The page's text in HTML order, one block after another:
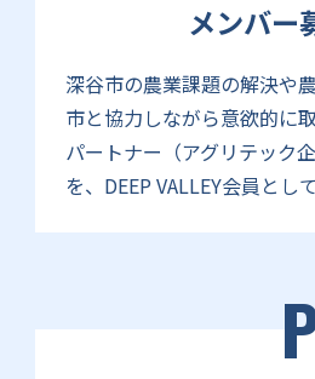
メンバー
深谷市の農業課題の解決や
市と協力しながら意欲的に
パートナー（アグリテック
を、DEEP VALLEY会員とし